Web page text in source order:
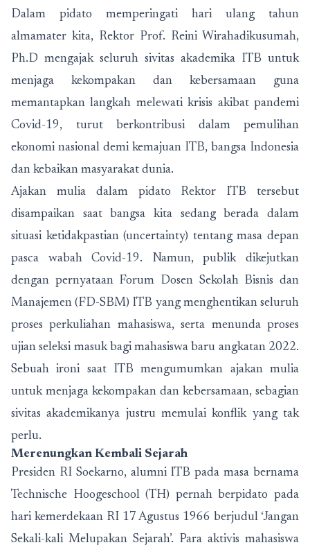
Dalam pidato memperingati hari ulang tahun
almamater kita, Rektor Prof. Reini Wirahadikusumah,
Ph.D mengajak seluruh sivitas akademika ITB untuk
menjaga kekompakan dan kebersamaan guna
memantapkan langkah melewati krisis akibat pandemi
Covid-19, turut berkontribusi dalam pemulihan
ekonomi nasional demi kemajuan ITB, bangsa Indonesia
dan kebaikan masyarakat dunia.
Ajakan mulia dalam pidato Rektor ITB tersebut
disampaikan saat bangsa kita sedang berada dalam
situasi ketidakpastian (uncertainty) tentang masa depan
pasca wabah Covid-19. Namun, publik dikejutkan
dengan pernyataan Forum Dosen Sekolah Bisnis dan
Manajemen (FD-SBM) ITB yang menghentikan seluruh
proses perkuliahan mahasiswa, serta menunda proses
ujian seleksi masuk bagi mahasiswa baru angkatan 2022.
Sebuah ironi saat ITB mengumumkan ajakan mulia
untuk menjaga kekompakan dan kebersamaan, sebagian
sivitas akademikanya justru memulai konflik yang tak
perlu.
Merenungkan Kembali Sejarah
Presiden RI Soekarno, alumni ITB pada masa bernama
Technische Hoogeschool (TH) pernah berpidato pada
hari kemerdekaan RI 17 Agustus 1966 berjudul ‘Jangan
Sekali-kali Melupakan Sejarah’. Para aktivis mahasiswa